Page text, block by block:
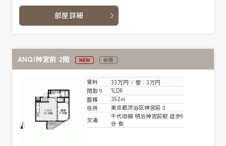
部屋詳細
ANQI神宮前 2階 NEW 新築
賃料 33万円 / 管：3万円
間取り
1LDK
面積
35.2㎡
住所
東京都渋谷区神宮前３
交通
千代田線 明治神宮前駅 徒歩9
分 他